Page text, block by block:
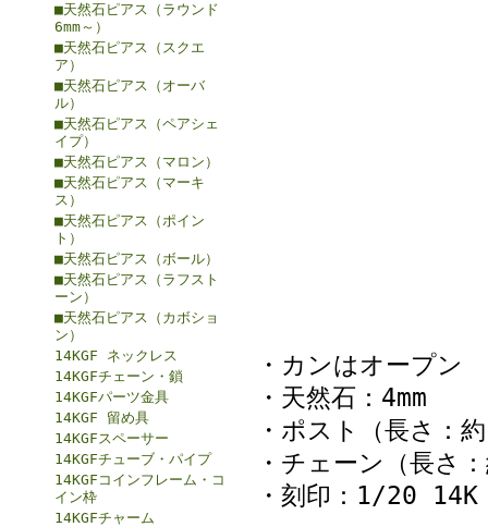
■天然石ピアス（ラウンド
6mm～）
■天然石ピアス（スクエ
ア）
■天然石ピアス（オーバ
ル）
■天然石ピアス（ペアシェ
イプ）
■天然石ピアス（マロン）
■天然石ピアス（マーキ
ス）
■天然石ピアス（ポイン
ト）
■天然石ピアス（ボール）
■天然石ピアス（ラフスト
ーン）
■天然石ピアス（カボショ
ン）
14KGF ネックレス
14KGFチェーン・鎖
14KGFパーツ金具
14KGF 留め具
14KGFスペーサー
14KGFチューブ・パイプ
14KGFコインフレーム・コ
イン枠
14KGFチャーム
・カンはオープン
・天然石：4mm
・ポスト（長さ：
・チェーン（長さ
・刻印：1/20 14K